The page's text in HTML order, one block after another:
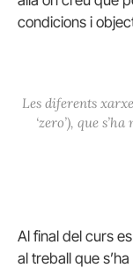
condicions i
Les diferents
‘zero’), que
Al final del curs
al treball que